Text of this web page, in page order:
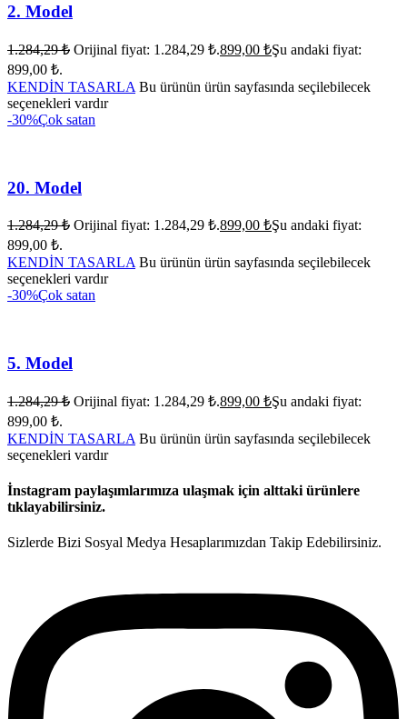
2. Model
1.284,29₺ Orijinal fiyat: 1.284,29 ₺.899,00 ₺Şu andaki fiyat:
899,00 ₺.
KENDİN TASARLA Bu ürünün ürün sayfasında seçilebilecek
seçenekleri vardır
-30%Çok satan
20. Model
1.284,29₺ Orijinal fiyat: 1.284,29 ₺.899,00 ₺Şu andaki fiyat:
899,00 ₺.
KENDİN TASARLA Bu ürünün ürün sayfasında seçilebilecek
seçenekleri vardır
-30%Çok satan
5. Model
1.284,29₺ Orijinal fiyat: 1.284,29 ₺.899,00 ₺Şu andaki fiyat:
899,00 ₺.
KENDİN TASARLA Bu ürünün ürün sayfasında seçilebilecek
seçenekleri vardır
İnstagram paylaşımlarımıza ulaşmak için alttaki ürünlere
tıklayabilirsiniz.
Sizlerde Bizi Sosyal Medya Hesaplarımızdan Takip Edebilirsiniz.